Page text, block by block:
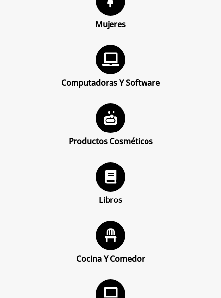
Mujeres
Computadoras Y Software
Productos Cosméticos
Libros
Cocina Y Comedor